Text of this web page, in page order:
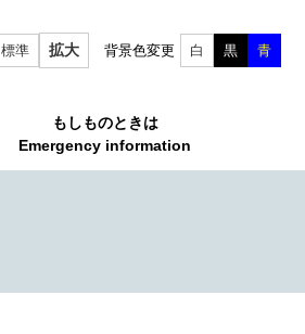
標準 拡大 背景色変更 白 黒 青
もしものときは
Emergency information